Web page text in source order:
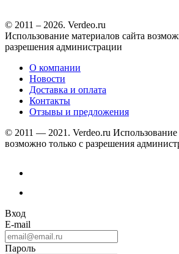
© 2011 – 2026. Verdeo.ru
Использование материалов сайта
разрешения администрации
О компании
Новости
Доставка и оплата
Контакты
Отзывы и предложения
© 2011 — 2021. Verdeo.ru Использование
возможно только с разрешения
Вход
E-mail
Пароль